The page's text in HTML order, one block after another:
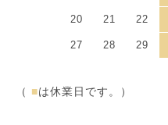
20 21 22
27 28 29
（ ■は休業日です。）